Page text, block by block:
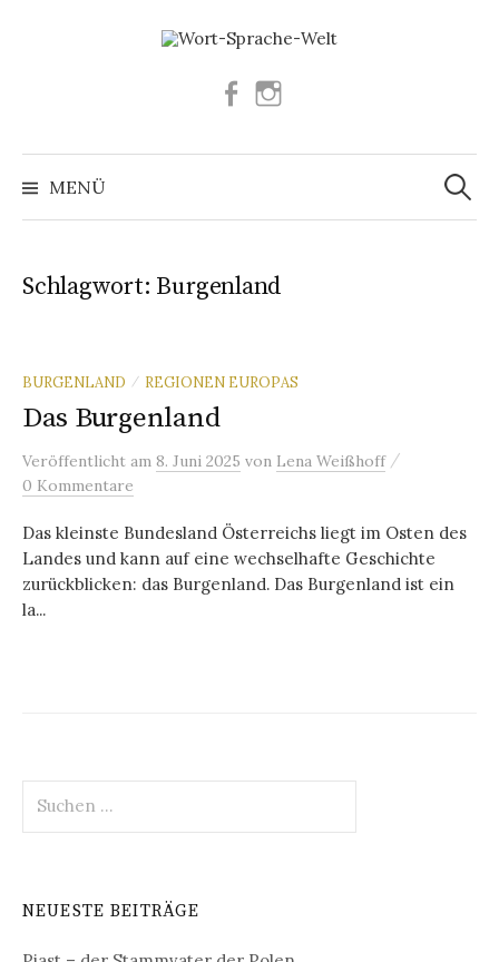
Facebook
MENÜ
Suchen
nach:
Schlagwort: Burgenland
BURGENLAND / REGIONEN EUROPAS
Das Burgenland
Veröffentlicht am 8. Juni 2025 von Lena Weißhoff /
0 Kommentare
Das kleinste Bundesland Österreichs liegt im Osten des
Landes und kann auf eine wechselhafte Geschichte
zurückblicken: das Burgenland. Das Burgenland ist ein
la...
nach:
NEUESTE BEITRÄGE